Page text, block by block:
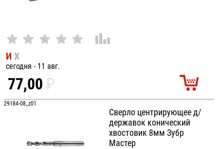
И Х
сегодня - 11 авг.
77,00P
УБ.
29184-08_z01
Сверло центрирующее д/
державок конический
хвостовик 8мм Зубр
Мастер